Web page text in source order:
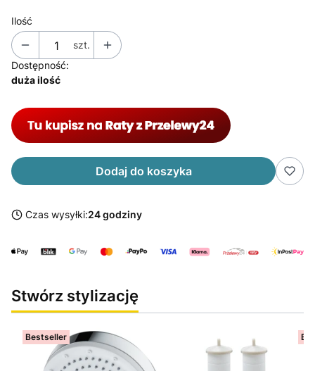
Ilość
szt.
Dostępność:
duża ilość
Dodaj do koszyka
Czas wysyłki:24 godziny
Stwórz stylizację
Bestseller